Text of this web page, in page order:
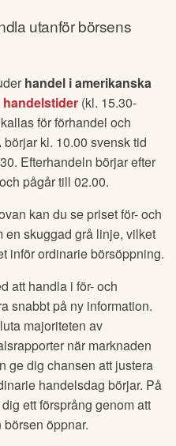
utanför börsens
handel i amerikanska
(kl. 15.30-
för förhandel och
kl. 10.00 svensk tid
Efterhandeln börjar efter
pågår till 02.00.
kan du se priset för- och
en skuggad grå linje, vilket
inför ordinarie börsöppning.
att handla i för- och
snabbt på ny information.
majoriteten av
när marknaden
ge dig chansen att justera
handelsdag börjar. På
ett försprång genom att
öppnar.